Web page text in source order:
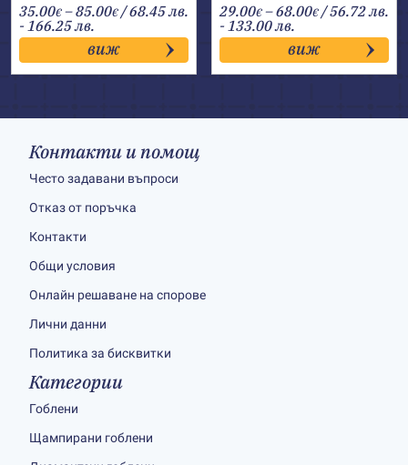
35.00€ –85.00€Price
range:
35.00€
through
85.00€
/ 68.45 лв.
- 166.25 лв.
виж
29.00€ –68.00€Price
range:
29.00€
through
68.00€
/ 56.72 лв.
- 133.00 лв.
виж
Контакти и помощ
Често задавани въпроси
Отказ от поръчка
Контакти
Общи условия
Онлайн решаване на спорове
Лични данни
Политика за бисквитки
Категории
Гоблени
Щампирани гоблени